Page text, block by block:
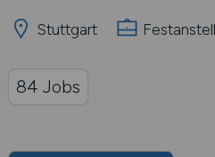
Stuttgart
84 Jobs